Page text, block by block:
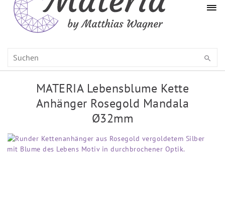
MATERIA Lebensblume Kette
Anhänger Rosegold Mandala
Ø32mm